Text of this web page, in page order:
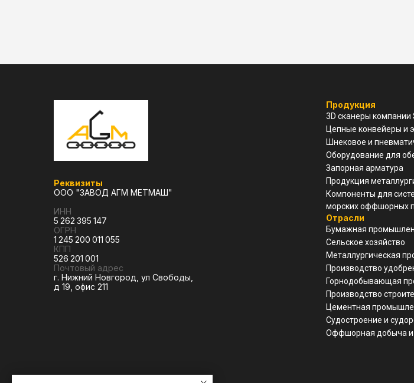
Реквизиты
ООО "ЗАВОД АГМ МЕТМАШ"
ИНН
5 262 395 147
ОГРН
1 245 200 011 055
КПП
526 201 001
Почтовый адрес
г. Нижний Новгород, ул Свободы,
д 19, офис 211
Продукция
3D cканеры компании
Цепные конвейеры и
Шнековое и
Оборудование для
Запорная арматура
Продукция
Компоненты для
морских оффшорных
Отрасли
Бумажная
Сельское хозяйство
Металлургическая
Производство
Горнодобывающая
Производство
Цементная
Судостроение и
Оффшорная добыча и